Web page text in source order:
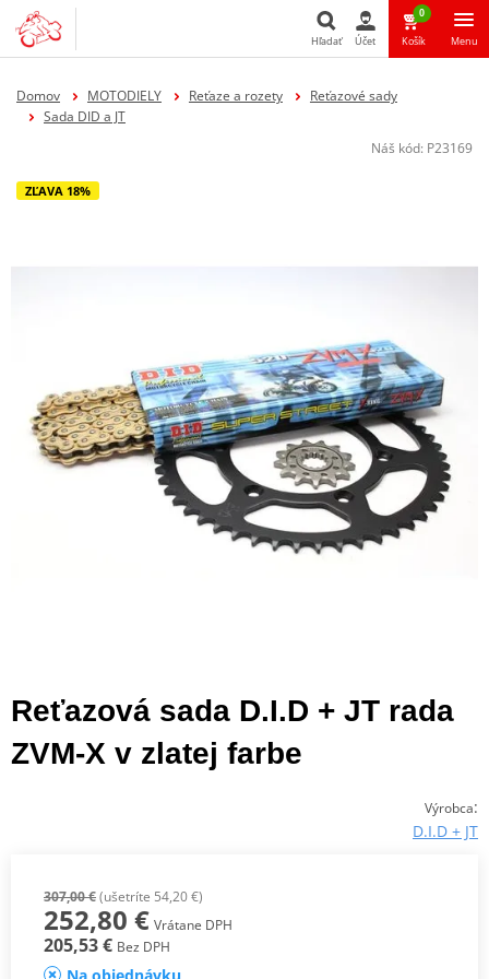
Hľadať Účet
0
Košík Menu
Domov MOTODIELY Reťaze a rozety
Reťazové sady
Sada DID a JT
Náš kód: P23169
ZĽAVA 18%
Reťazová sada D.I.D + JT rada
ZVM-X v zlatej farbe
Výrobca:
D.I.D + JT
307,00 €(ušetríte 54,20 €)
252,80 € Vrátane DPH
205,53 € Bez DPH